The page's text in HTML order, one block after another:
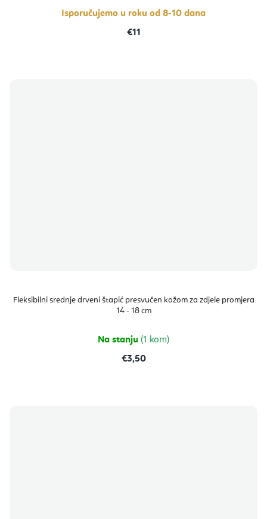
Isporučujemo u roku od 8-10 dana
€11
Fleksibilni srednje drveni štapić presvučen kožom za zdjele promjera
14 - 18 cm
Na stanju (1 kom)
€3,50